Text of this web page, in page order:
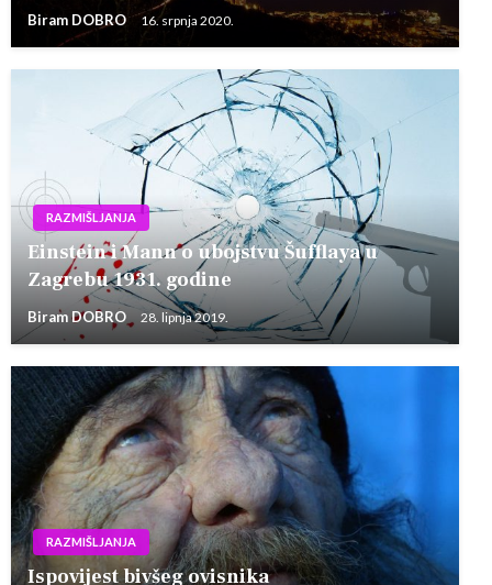
Biram DOBRO 16. srpnja 2020.
RAZMIŠLJANJA
Einstein i Mann o ubojstvu Šufflaya u
Zagrebu 1931. godine
Biram DOBRO 28. lipnja 2019.
RAZMIŠLJANJA
Ispovijest bivšeg ovisnika